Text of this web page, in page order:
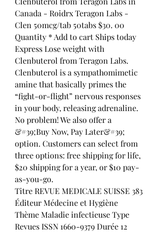
Canada - Roidrx Teragon Labs -
Clen 50mcg/tab 50tabs $30. 00
Quantity * Add to cart Ships today
Express Lose weight with
Clenbuterol from Teragon Labs.
Clenbuterol is a sympathomimetic
amine that basically primes the
“fight-or-flight” nervous responses
in your body, releasing adrenaline.
No problem! We also offer a
&#39;Buy Now, Pay Later&#39;
option. Customers can select from
three options: free shipping for life,
$20 shipping for a year, or $10 pay-
as-you-go.
Titre REVUE MEDICALE SUISSE 383
Éditeur Médecine et Hygiène
Thème Maladie infectieuse Type
Revues ISSN 1660-9379 Durée 12